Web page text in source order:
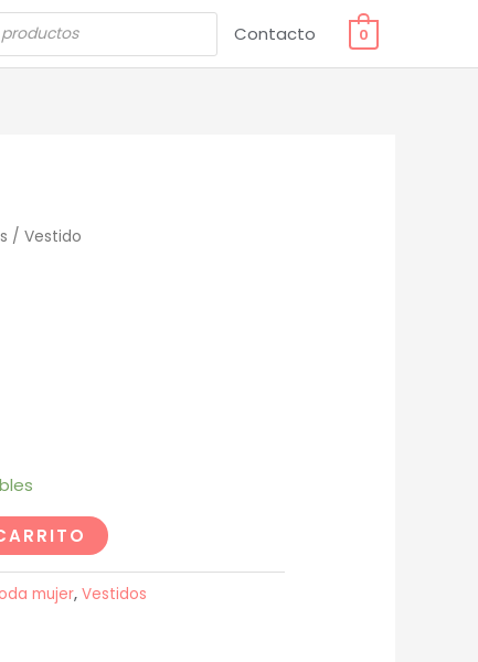
Contacto 0
/ Vestido
mujer, Vestidos